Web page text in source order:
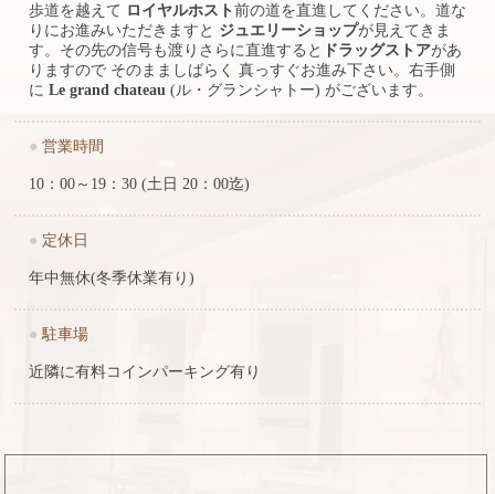
歩道を越えて ロイヤルホスト 前の道を直進してください。道な
りにお進みいただきますと ジュエリーショップが見えてきま
す。その先の信号も渡りさらに直進すると ドラッグストアがあ
りますので そのまましばらく 真っすぐお進み下さい。右手側
に Le grand chateau (ル・グランシャトー) がございます。
● 営業時間
10：00～19：30 (土日 20：00迄)
● 定休日
年中無休(冬季休業有り)
● 駐車場
近隣に有料コインパーキング有り